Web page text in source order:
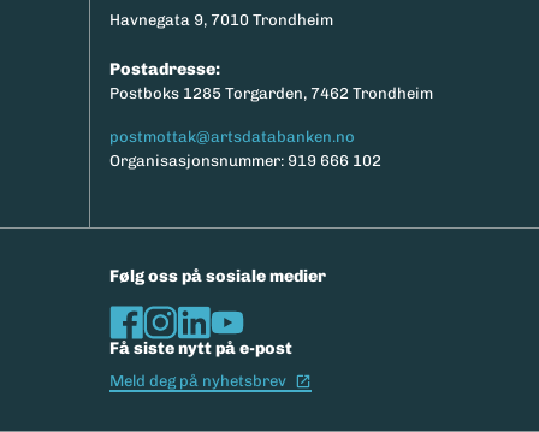
Havnegata 9, 7010 Trondheim
Postadresse:
Postboks 1285 Torgarden, 7462 Trondheim
postmottak@artsdatabanken.no
Organisasjonsnummer: 919 666 102
Følg oss på sosiale medier
Få siste nytt på e-post
Meld deg på nyhetsbrev